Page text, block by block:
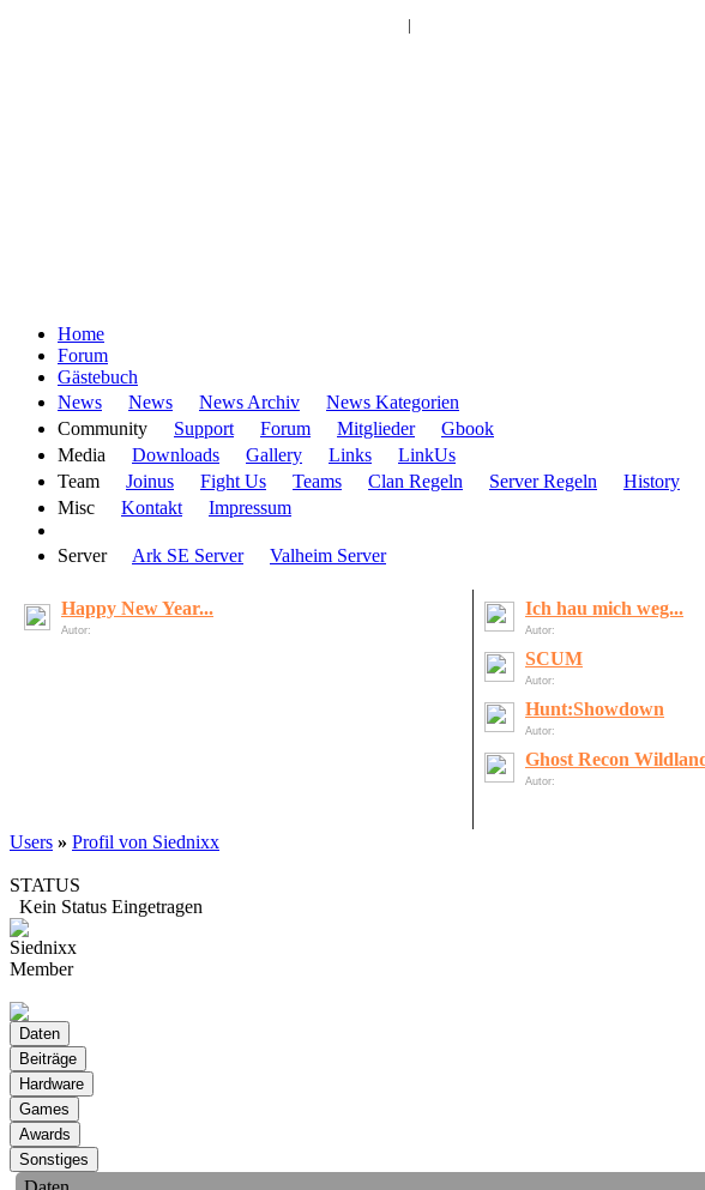
Home
Forum
Gästebuch
News
News News Archiv
News Kategorien
Community
Support Forum Mitglieder
Gbook
Media
Downloads Gallery Links
LinkUs
Team
Joinus Fight Us Teams Clan Regeln Server Regeln
History
Misc
Kontakt Impressum
Server Ark SE Server Valheim Server
Happy New Year...
Autor:
Ich hau mich weg...
Autor:
SCUM
Autor:
Hunt:Showdown
Autor:
Ghost Recon
Autor:
Users » Profil von Siednixx
STATUS
Kein Status Eingetragen
Siednixx
Member